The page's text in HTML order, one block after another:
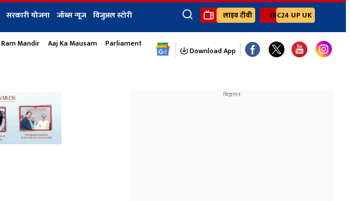
सरकारी योजना जॉब्स न्यूज विजुअल स्टोरी
×
जॉब्स न्यूज Youtube Channels
Ibc24 Jankarwan
लाइव टीवी IBC24 UP UK
Ram Mandir Aaj Ka Mausam Parliament Monsoon Session
Download App